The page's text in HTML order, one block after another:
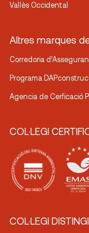
Vallès Occidental
Altres marques
Corredoria
Programa
Agencia de Cerficació
COL·LEGI
COL·LEGI